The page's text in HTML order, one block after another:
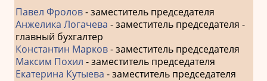
Павел Фролов- заместитель председателя
Анжелика Логачева - заместитель председателя -
главный бухгалтер
Константин Марков- заместитель председателя
Максим Похил - заместитель председателя
Екатерина Кутыева - заместитель председателя